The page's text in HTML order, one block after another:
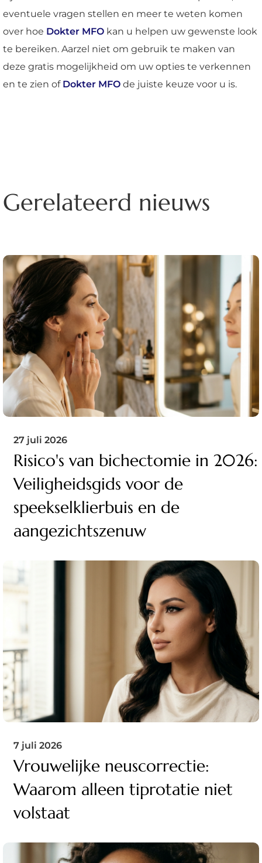
eventuele vragen stellen en meer te weten komen
over hoe Dokter MFO kan u helpen uw gewenste look
te bereiken. Aarzel niet om gebruik te maken van
deze gratis mogelijkheid om uw opties te verkennen
en te zien of Dokter MFO de juiste keuze voor u is.
Gerelateerd nieuws
27 juli 2026
Risico's van bichectomie in 2026:
Veiligheidsgids voor de
speekselklierbuis en de
aangezichtszenuw
7 juli 2026
Vrouwelijke neuscorrectie:
Waarom alleen tiprotatie niet
volstaat